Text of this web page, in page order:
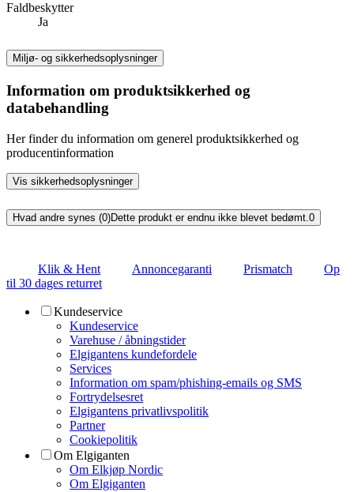
Faldbeskytter
Ja
Miljø- og sikkerhedsoplysninger
Information om produktsikkerhed og
databehandling
Her finder du information om generel produktsikkerhed og
producentinformation
Vis sikkerhedsoplysninger
Hvad andre synes (0)Dette produkt er endnu ikke blevet bedømt.0
Klik & Hent Annoncegaranti Prismatch
Op
til 30 dages returret
Kundeservice
Kundeservice
Varehuse / åbningstider
Elgigantens kundefordele
Services
Information om spam/phishing-emails og SMS
Fortrydelsesret
Elgigantens privatlivspolitik
Partner
Cookiepolitik
Om Elgiganten
Om Elkjøp Nordic
Om Elgiganten